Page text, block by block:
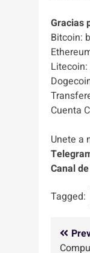
Gracias
Bitcoin:
Cuenta
Unete a
Canal
Tagged: